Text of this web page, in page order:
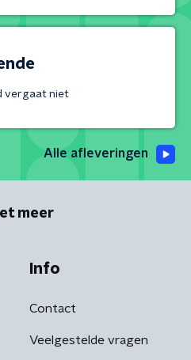
vergaat niet
Alle afleveringen
meer
Info
Contact
Veelgestelde vragen